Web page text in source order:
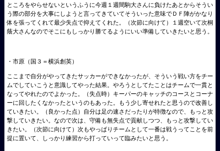
ところをやらせないというふうに今週１週間駒大さんに負けたあとからそうい
う際の部分を大事にしようと言ってきていてそういった意味でＤＦ陣がかなり
体を張ってくれて最少失点で抑えてくれた。（次節に向けて）１週空いて次桐
蔭大さんなのでそこにもしっかり勝てるようにいい準備していきたいと思う。
・市原（国３＝横浜創英）
ここまで自分がやってきたサッカーができなかったが、そういう戦い方をチー
ムでしていこうと意識してやった結果。やろうとしてたことはチームで一貫と
なってやれたのでよかった。（失点時）キーパーのキャッチのコースとコーナ
ーに回したくなかったというのもあった。もう少し寄せれたと思うので改善し
ていきたい。（良かった点）自分は足の速さだったりが特徴なので、もっと攻
撃していきたい。なので次は、守備も無失点で貢献しつつ、もっと攻撃してい
きたい。（次節に向けて）次もやっぱりチームとして一番は戦うってことを前
提に置いて、しっかり練習から打っていって臨みたいと思う。